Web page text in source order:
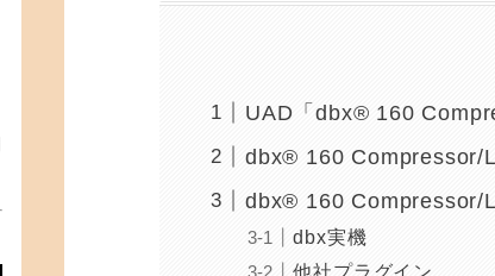
UAD「dbx® 160
dbx® 160 Compressor/
dbx® 160
dbx実機
他社プラグイン